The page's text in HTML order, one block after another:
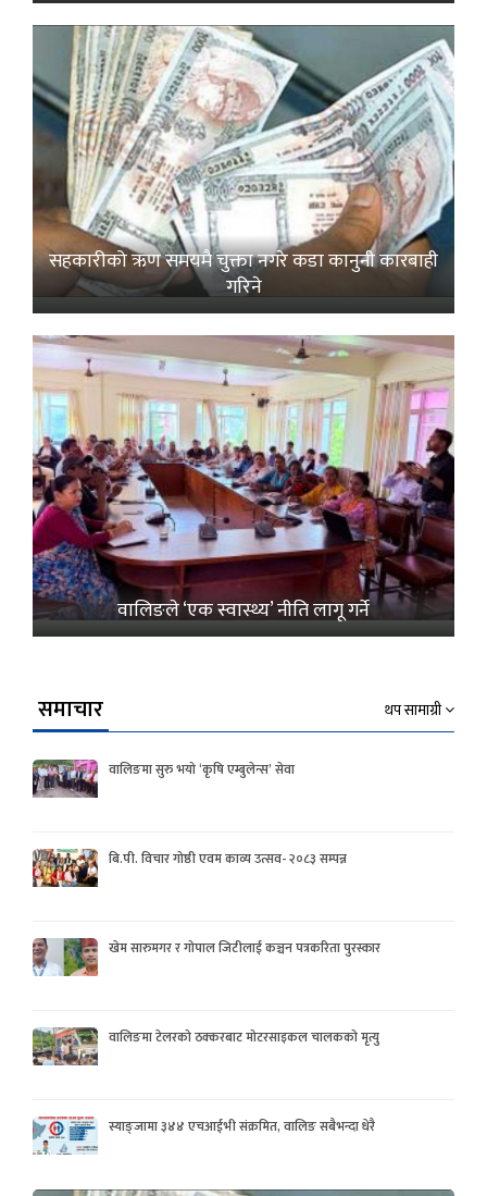
सहकारीको ऋण समयमै चुक्ता नगरे कडा कानुनी कारबाही
गरिने
वालिङले ‘एक स्वास्थ्य’ नीति लागू गर्ने
समाचार थप सामाग्री
वालिङमा सुरु भयो ‘कृषि एम्बुलेन्स’ सेवा
बि.पी. विचार गोष्ठी एवम काव्य उत्सव- २०८३ सम्पन्न
खेम सारुमगर र गोपाल जिटीलाई कञ्चन पत्रकरिता पुरस्कार
वालिङमा टेलरको ठक्करबाट मोटरसाइकल चालकको मृत्यु
स्याङ्जामा ३४४ एचआईभी संक्रमित, वालिङ सबैभन्दा धेरै